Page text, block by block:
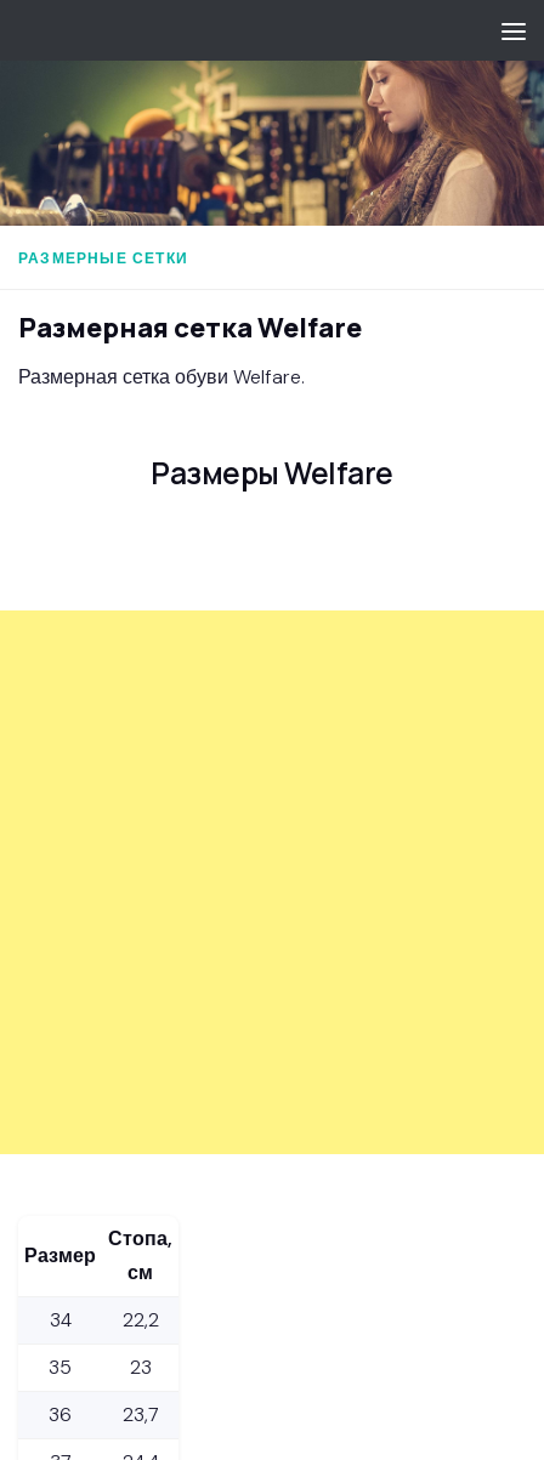
РАЗМЕРНЫЕ СЕТКИ
Размерная сетка Welfare
Размерная сетка обуви Welfare.
Размеры Welfare
Размер
Стопа,
см
34
22,2
35
23
36
23,7